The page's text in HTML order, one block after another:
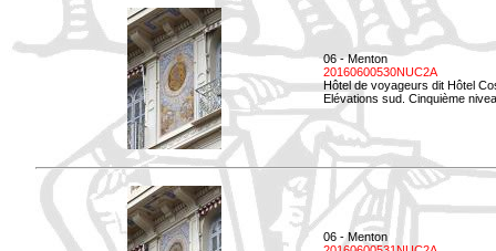
06 - Menton
20160600530NUC2A
Hôtel de voyageurs dit Hôtel
Elévations sud. Cinquième
06 - Menton